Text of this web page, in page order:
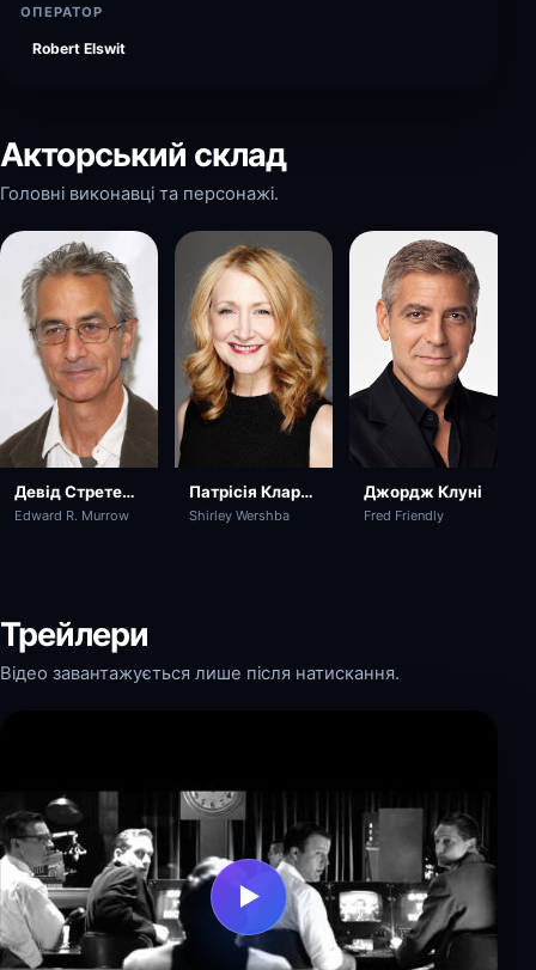
ОПЕРАТОР
Robert Elswit
Акторський склад
Головні виконавці та персонажі.
Девід Стретейрн
Edward R. Murrow
Патрісія Кларксон
Shirley Wershba
Джордж Клуні
Fred Friendly
Трейлери
Відео завантажується лише після натискання.
▶